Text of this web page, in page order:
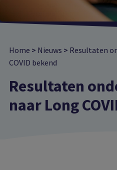
Home > Nieuws > Resultaten
COVID bekend
Resultaten
naar Long